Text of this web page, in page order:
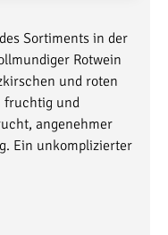
Sortiments in der
Rotwein
und roten
fruchtig und
angenehmer
Ein unkomplizierter